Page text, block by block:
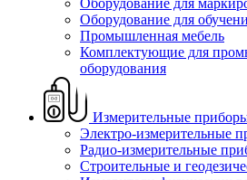
Оборудование для
Оборудование для
Промышленная мебель
Комплектующие для
оборудования
Измерительные
Электро-измерительные
Радио-измерительные
Строительные и